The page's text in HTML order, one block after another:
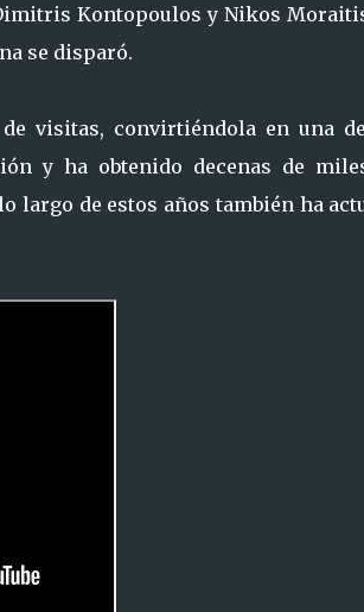
Kontopoulos y Nikos
se disparó.
visitas, convirtiéndola en una
y ha obtenido decenas de
largo de estos años también ha